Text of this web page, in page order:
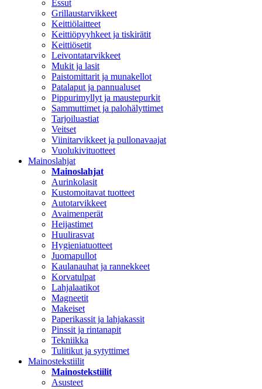
Essut
Grillaustarvikkeet
Keittiölaitteet
Keittiöpyyhkeet ja tiskirätit
Keittiösetit
Leivontatarvikkeet
Mukit ja lasit
Paistomittarit ja munakellot
Patalaput ja pannualuset
Pippurimyllyt ja maustepurkit
Sammuttimet ja palohälyttimet
Tarjoiluastiat
Veitset
Viinitarvikkeet ja pullonavaajat
Vuolukivituotteet
Mainoslahjat
Mainoslahjat
Aurinkolasit
Kustomoitavat tuotteet
Autotarvikkeet
Avaimenperät
Heijastimet
Huulirasvat
Hygieniatuotteet
Juomapullot
Kaulanauhat ja rannekkeet
Korvatulpat
Lahjalaatikot
Magneetit
Makeiset
Paperikassit ja lahjakassit
Pinssit ja rintanapit
Tekniikka
Tulitikut ja sytyttimet
Mainostekstiilit
Mainostekstiilit
Asusteet